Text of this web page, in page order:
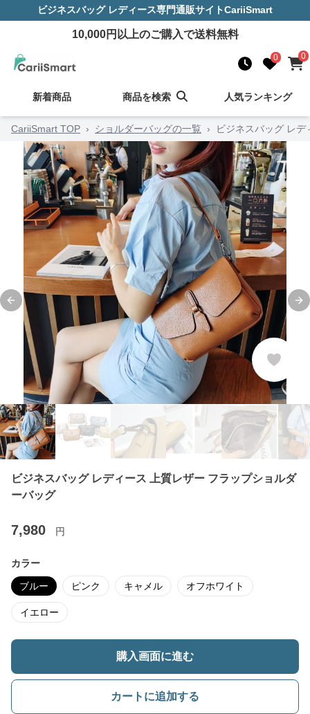
ビジネスバッグ レディース専門通販サイトCariiSmart
10,000円以上のご購入で送料無料
0 0
新着商品 商品を検索 人気ランキング
CariiSmart TOP › ショルダーバッグの一覧 › ビジネスバッグ レ
Previous slide
ビジネスバッグ レディース 上質レザー フラップショルダ
ーバッグ
7,980 円
カラー
ブルー ピンク キャメル オフホワイト
イエロー
購入画面に進む
カートに追加する